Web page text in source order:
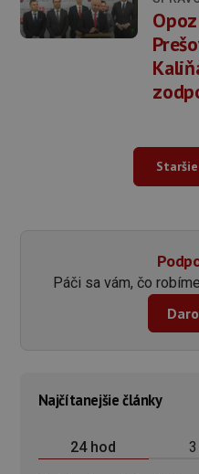
Páči sa vám, čo
Najčítanejšie články
24 hod